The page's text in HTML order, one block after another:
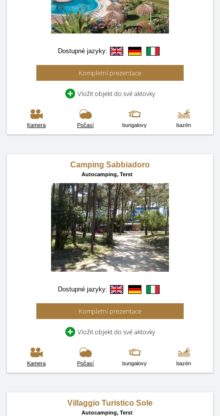
Dostupné jazyky:
Kompletní prezentace
Vložit objekt do své aktovky
Kamera Počasí bungalovy bazén
Camping Sabbiadoro
Autocamping, Terst
Dostupné jazyky:
Kompletní prezentace
Vložit objekt do své aktovky
Kamera Počasí bungalovy bazén
Villaggio Turistico Sole
Autocamping, Terst